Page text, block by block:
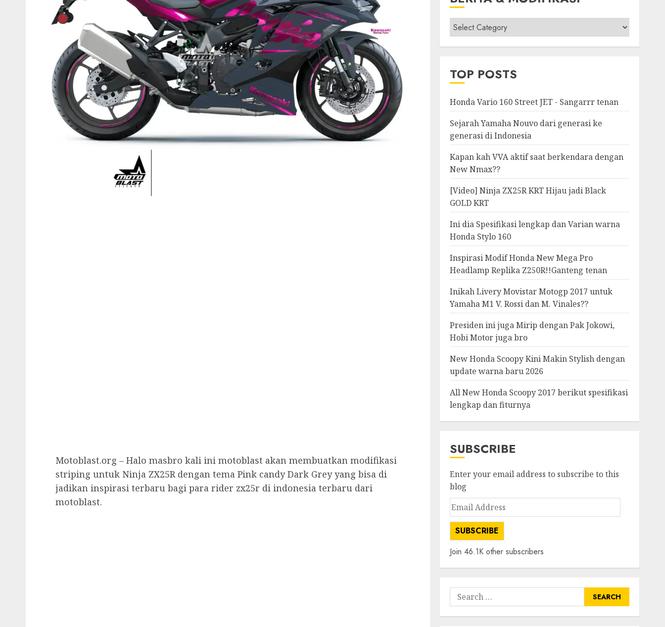
Motoblast.org – Halo masbro kali ini motoblast akan membuatkan modifikasi
striping untuk Ninja ZX25R dengan tema Pink candy Dark Grey yang bisa di
jadikan inspirasi terbaru bagi para rider zx25r di indonesia terbaru dari
motoblast.
Berita
&
Modifikasi
TOP POSTS
Honda Vario 160 Street JET - Sangarrr tenan
Sejarah Yamaha Nouvo dari generasi ke
generasi di Indonesia
Kapan kah VVA aktif saat berkendara dengan
New Nmax??
[Video] Ninja ZX25R KRT Hijau jadi Black
GOLD KRT
Ini dia Spesifikasi lengkap dan Varian warna
Honda Stylo 160
Inspirasi Modif Honda New Mega Pro
Headlamp Replika Z250R!!Ganteng tenan
Inikah Livery Movistar Motogp 2017 untuk
Yamaha M1 V. Rossi dan M. Vinales??
Presiden ini juga Mirip dengan Pak Jokowi,
Hobi Motor juga bro
New Honda Scoopy Kini Makin Stylish dengan
update warna baru 2026
All New Honda Scoopy 2017 berikut spesifikasi
lengkap dan fiturnya
SUBSCRIBE
Enter your email address to subscribe to this
blog
Email
Address
SUBSCRIBE
Join 46.1K other subscribers
Search
for: